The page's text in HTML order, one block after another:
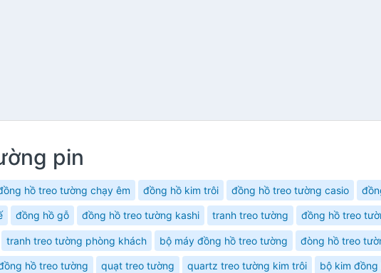
pin
hồ treo tường chạy êm đồng hồ kim trôi đồng hồ treo tường casio
đồng hồ gỗ đồng hồ treo tường kashi tranh treo tường đồng hồ treo
tranh treo tường phòng khách bộ máy đồng hồ treo tường đòng hồ treo
hồ treo tường quạt treo tường quartz treo tường kim trôi bộ kim